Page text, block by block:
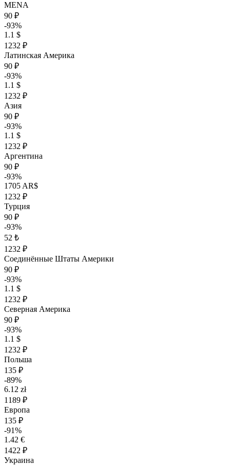
MENA
90 ₽
-93%
1.1 $
1232 ₽
Латинская Америка
90 ₽
-93%
1.1 $
1232 ₽
Азия
90 ₽
-93%
1.1 $
1232 ₽
Аргентина
90 ₽
-93%
1705 AR$
1232 ₽
Турция
90 ₽
-93%
52 ₺
1232 ₽
Соединённые Штаты Америки
90 ₽
-93%
1.1 $
1232 ₽
Северная Америка
90 ₽
-93%
1.1 $
1232 ₽
Польша
135 ₽
-89%
6.12 zł
1189 ₽
Европа
135 ₽
-91%
1.42 €
1422 ₽
Украина